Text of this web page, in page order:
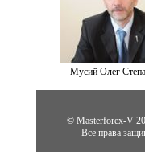
Мусий Олег
© Masterforex-V
Все права